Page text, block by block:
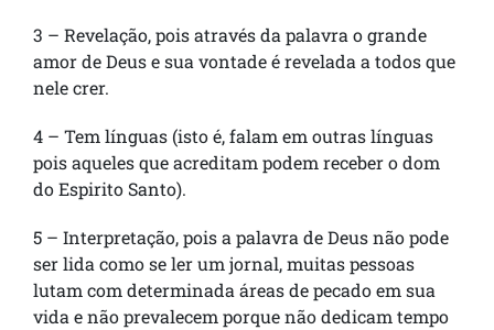
3 – Revelação, pois através da palavra o grande
amor de Deus e sua vontade é revelada a todos que
nele crer.
4 – Tem línguas (isto é, falam em outras línguas
pois aqueles que acreditam podem receber o dom
do Espirito Santo).
5 – Interpretação, pois a palavra de Deus não pode
ser lida como se ler um jornal, muitas pessoas
lutam com determinada áreas de pecado em sua
vida e não prevalecem porque não dedicam tempo